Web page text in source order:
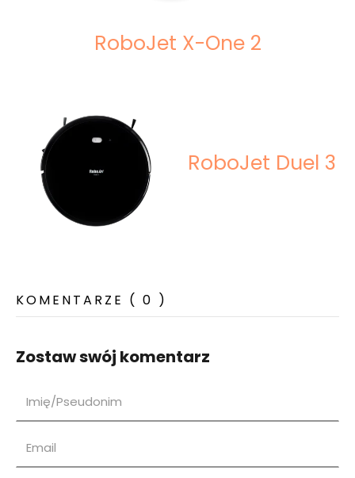
RoboJet X-One 2
RoboJet Duel 3
KOMENTARZE ( 0 )
Zostaw swój komentarz